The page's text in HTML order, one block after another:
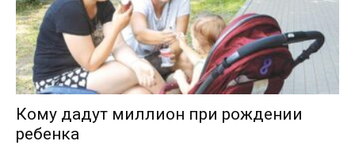
Кому дадут миллион при рождении
ребенка